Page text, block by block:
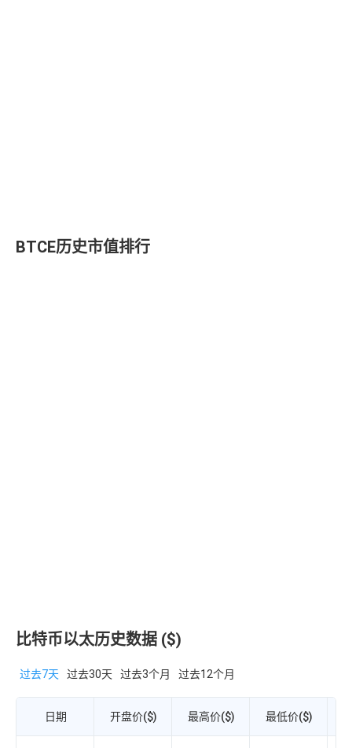
BTCE历史市值排行
比特币以太历史数据 ($)
过去7天 过去30天 过去3个月 过去12个月
日期 开盘价($) 最高价($) 最低价($)